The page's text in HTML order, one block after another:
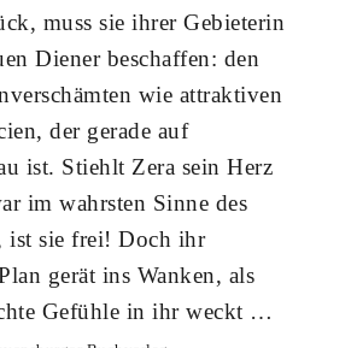
muss sie ihrer Gebieterin
Diener beschaffen: den
wie attraktiven
der gerade auf
ist. Stiehlt Zera sein Herz
im wahrsten Sinne des
ist sie frei! Doch ihr
gerät ins Wanken, als
Gefühle in ihr weckt …